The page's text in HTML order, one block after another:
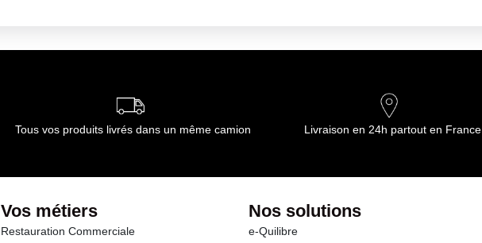
Tous vos produits livrés dans un même camion Livraison en 24h partout en France
Vos métiers
Restauration Commerciale
Nos solutions
e-Quilibre